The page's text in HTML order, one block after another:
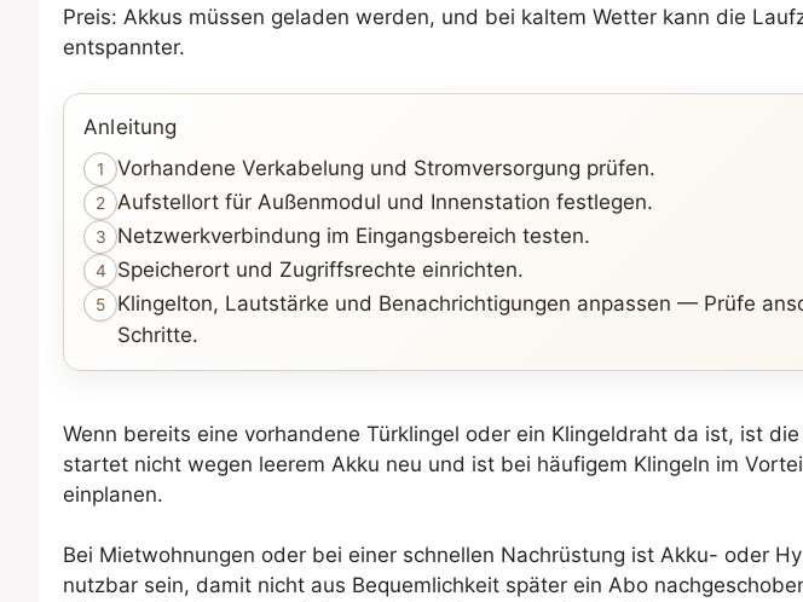
Preis: Akkus müssen geladen werden, und bei kaltem Wetter kann die
entspannter.
Anleitung
1 Vorhandene Verkabelung und Stromversorgung prüfen.
2 Aufstellort für Außenmodul und Innenstation festlegen.
3 Netzwerkverbindung im Eingangsbereich testen.
4 Speicherort und Zugriffsrechte einrichten.
5
Klingelton, Lautstärke und Benachrichtigungen anpassen — Prüfe
Schritte.
Wenn bereits eine vorhandene Türklingel oder ein Klingeldraht da ist, ist
startet nicht wegen leerem Akku neu und ist bei häufigem Klingeln im
einplanen.
Bei Mietwohnungen oder bei einer schnellen Nachrüstung ist Akku- oder
nutzbar sein, damit nicht aus Bequemlichkeit später ein Abo